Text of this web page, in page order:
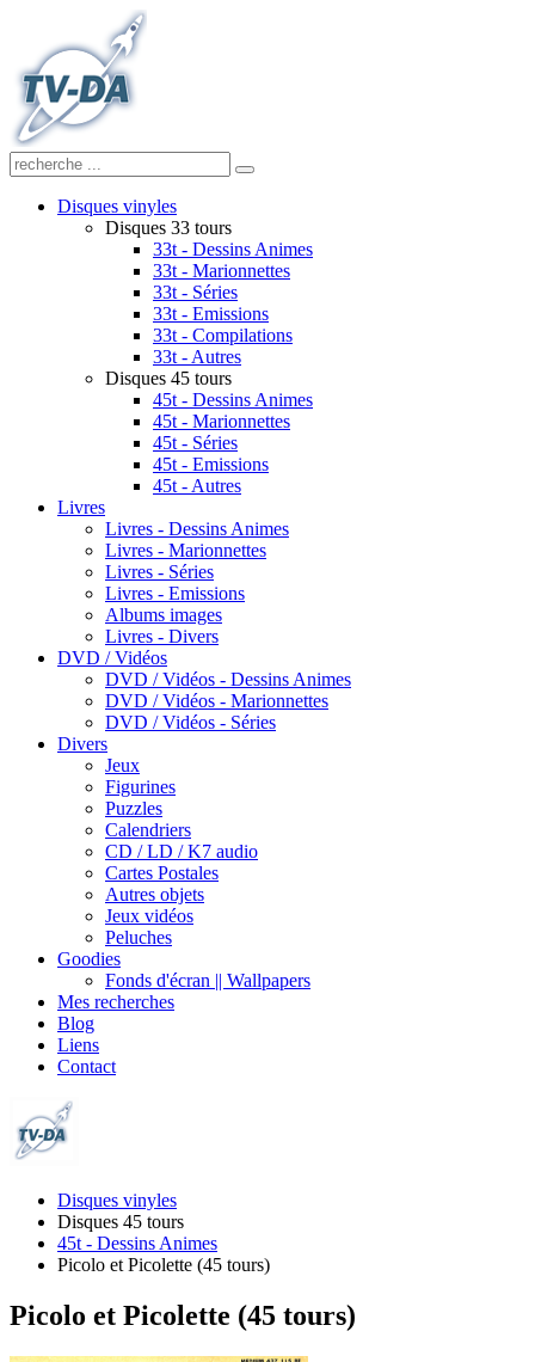
Disques vinyles
Disques 33 tours
33t - Dessins Animes
33t - Marionnettes
33t - Séries
33t - Emissions
33t - Compilations
33t - Autres
Disques 45 tours
45t - Dessins Animes
45t - Marionnettes
45t - Séries
45t - Emissions
45t - Autres
Livres
Livres - Dessins Animes
Livres - Marionnettes
Livres - Séries
Livres - Emissions
Albums images
Livres - Divers
DVD / Vidéos
DVD / Vidéos - Dessins Animes
DVD / Vidéos - Marionnettes
DVD / Vidéos - Séries
Divers
Jeux
Figurines
Puzzles
Calendriers
CD / LD / K7 audio
Cartes Postales
Autres objets
Jeux vidéos
Peluches
Goodies
Fonds d'écran || Wallpapers
Mes recherches
Blog
Liens
Contact
Disques vinyles
Disques 45 tours
45t - Dessins Animes
Picolo et Picolette (45 tours)
Picolo et Picolette (45 tours)